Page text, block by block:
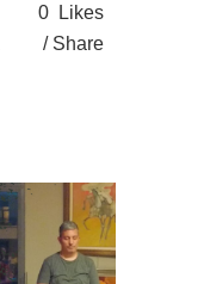
0
Likes
Share